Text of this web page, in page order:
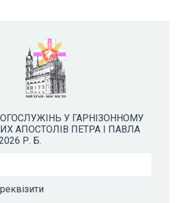
У ГАРНІЗОННОМУ
АПОСТОЛІВ ПЕТРА І ПАВЛА
Р. Б.